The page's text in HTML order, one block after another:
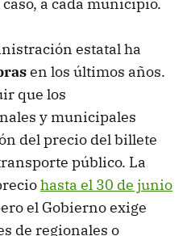
a cada municipio.
estatal ha
en los últimos años.
que los
y municipales
del precio del billete
público. La
hasta el 30 de junio
el Gobierno exige
de regionales o